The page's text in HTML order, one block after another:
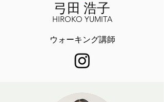
​弓田 浩子
HIROKO YUMITA
ウォーキング講師